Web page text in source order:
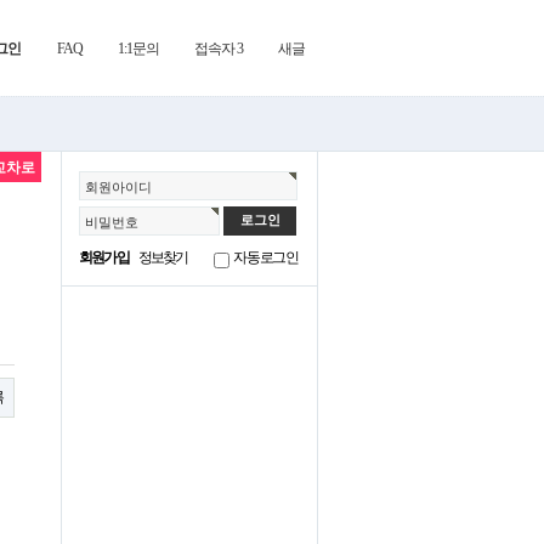
인 FAQ 1:1문의 접속자 3 새글
회원아이디
비밀번호
회원가입 정보찾기 자동로그인
차로